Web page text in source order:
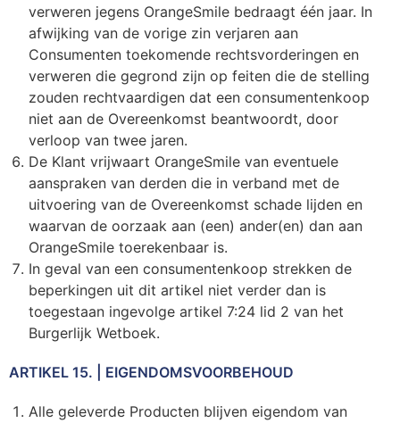
verweren jegens OrangeSmile bedraagt één jaar. In
afwijking van de vorige zin verjaren aan
Consumenten toekomende rechtsvorderingen en
verweren die gegrond zijn op feiten die de stelling
zouden rechtvaardigen dat een consumentenkoop
niet aan de Overeenkomst beantwoordt, door
verloop van twee jaren.
De Klant vrijwaart OrangeSmile van eventuele
aanspraken van derden die in verband met de
uitvoering van de Overeenkomst schade lijden en
waarvan de oorzaak aan (een) ander(en) dan aan
OrangeSmile toerekenbaar is.
In geval van een consumentenkoop strekken de
beperkingen uit dit artikel niet verder dan is
toegestaan ingevolge artikel 7:24 lid 2 van het
Burgerlijk Wetboek.
ARTIKEL 15. | EIGENDOMSVOORBEHOUD
Alle geleverde Producten blijven eigendom van